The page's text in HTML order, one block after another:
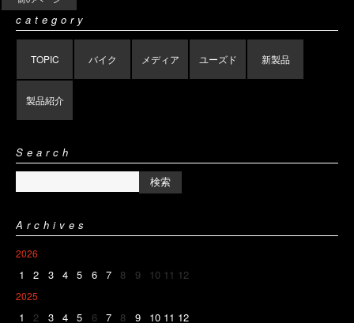
category
TOPIC バイク メディア ユーズド 新製品
製品紹介
Search
Archives
2026
1 2 3 4 5 6 7 8 9 10 11 12
2025
1 2 3 4 5 6 7 8 9 10 11 12